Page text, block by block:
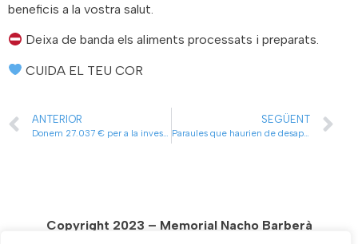
beneficis a la vostra salut.
Deixa de banda els aliments processats i preparats.
CUIDA EL TEU COR
ANTERIOR
Donem 27.037 € per a la investigació de la mort sobtada
SEGÜENT
Paraules que haurien de desaparèixer del teu vocabulari saludable
Copyright 2023 – Memorial Nacho Barberà